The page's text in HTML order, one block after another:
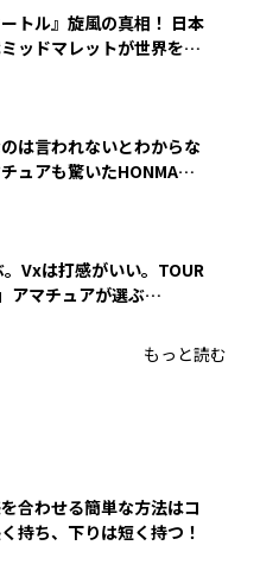
トル』旋風の真相！ 日本
ッドマレットが世界を席
のは言われないとわからな
ュアも驚いたHONMA
。Vxは打感がいい。TOUR
アマチュアが選ぶ
もっと読む
合わせる簡単な方法はコ
持ち、下りは短く持つ！